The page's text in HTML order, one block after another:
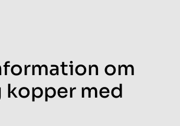
om
kopper med